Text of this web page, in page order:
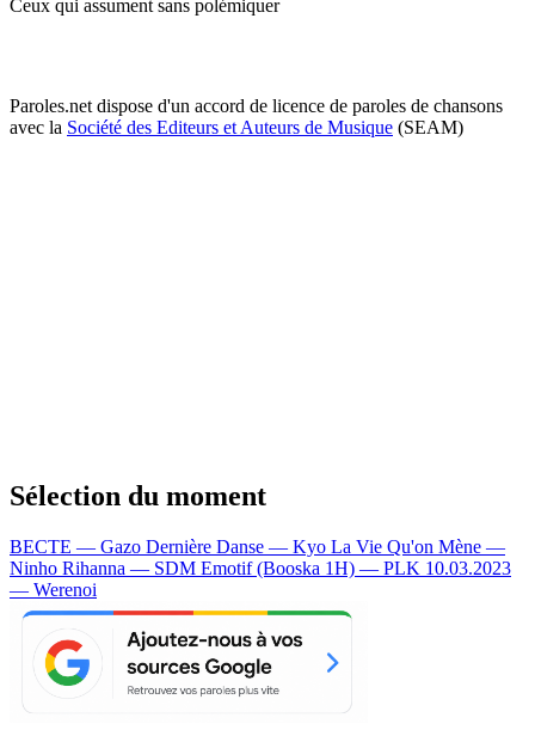
Ceux qui assument sans polémiquer
Paroles.net dispose d'un accord de licence de paroles de chansons
avec la Société des Editeurs et Auteurs de Musique (SEAM)
Sélection du moment
BECTE — Gazo Dernière Danse — Kyo La Vie Qu'on Mène —
Ninho Rihanna — SDM Emotif (Booska 1H) — PLK 10.03.2023
— Werenoi